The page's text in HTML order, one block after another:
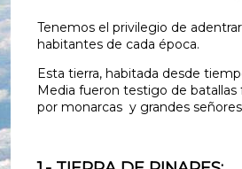
Tenemos el privilegio de
habitantes de cada época.
Esta tierra, habitada desde
Media fueron testigo de
por monarcas y grandes